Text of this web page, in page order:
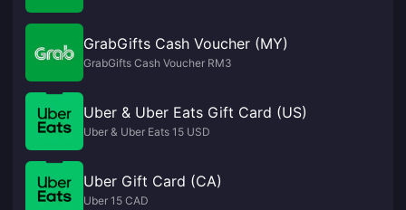
GrabGifts Cash Voucher (MY)
GrabGifts Cash Voucher RM3
Uber & Uber Eats Gift Card (US)
Uber & Uber Eats 15 USD
Uber Gift Card (CA)
Uber 15 CAD